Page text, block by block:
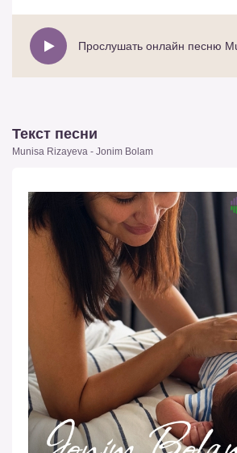
Текст песни
Munisa Rizayeva - Jonim Bolam